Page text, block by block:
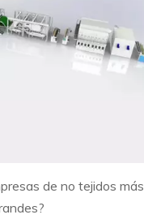
de no tejidos más